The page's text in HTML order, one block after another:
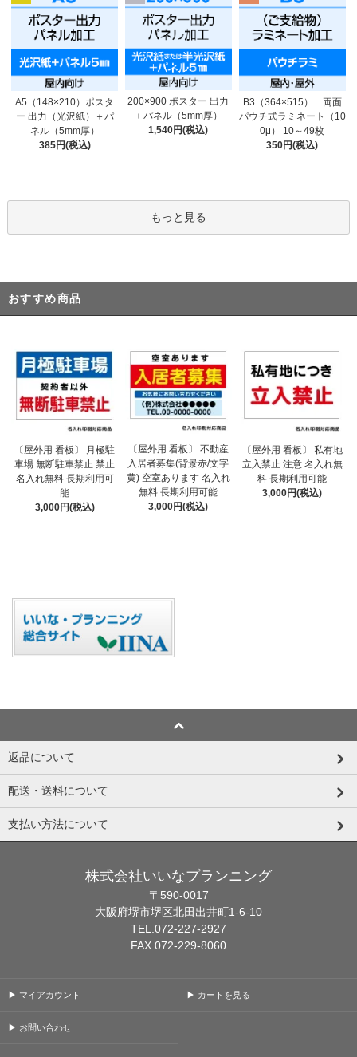
A5（148×210）ポスタ
ー 出力（光沢紙）＋パ
ネル（5mm厚）
385円(税込)
200×900 ポスター 出力
＋パネル（5mm厚）
1,540円(税込)
B3（364×515） 両面
パウチ式ラミネート（10
0μ） 10～49枚
350円(税込)
もっと見る
おすすめ商品
〔屋外用 看板〕 月極駐
車場 無断駐車禁止 禁止
名入れ無料 長期利用可
能
3,000円(税込)
〔屋外用 看板〕 不動産
入居者募集(背景赤/文字
黄) 空室あります 名入れ
無料 長期利用可能
3,000円(税込)
〔屋外用 看板〕 私有地
立入禁止 注意 名入れ無
料 長期利用可能
3,000円(税込)
返品について
配送・送料について
支払い方法について
株式会社いいなプランニング
〒590-0017
大阪府堺市堺区北田出井町1-6-10
TEL.072-227-2927
FAX.072-229-8060
▶ マイアカウント ▶ カートを見る
▶ お問い合わせ